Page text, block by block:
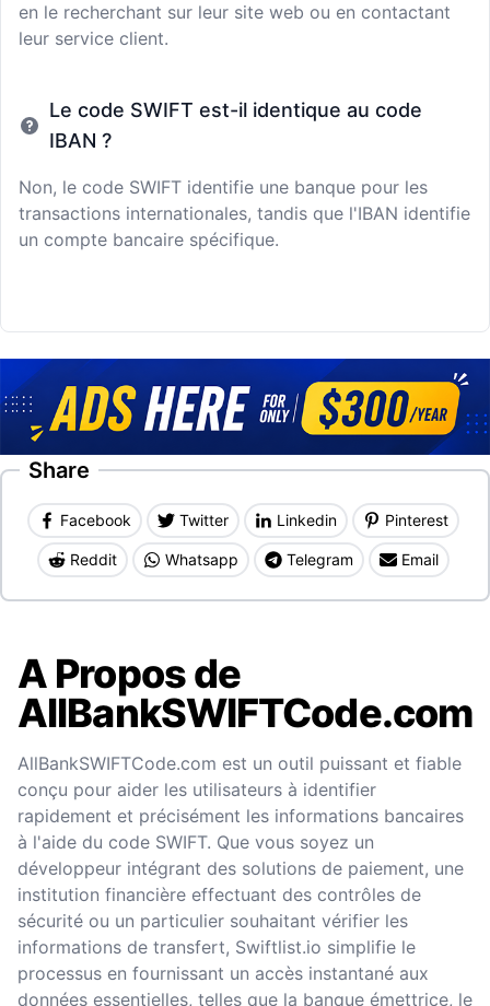
en le recherchant sur leur site web ou en contactant
leur service client.
Le code SWIFT est-il identique au code
IBAN ?
Non, le code SWIFT identifie une banque pour les
transactions internationales, tandis que l'IBAN identifie
un compte bancaire spécifique.
Share
Facebook Twitter Linkedin Pinterest
Reddit Whatsapp Telegram Email
A Propos de
AllBankSWIFTCode.com
AllBankSWIFTCode.com est un outil puissant et fiable
conçu pour aider les utilisateurs à identifier
rapidement et précisément les informations bancaires
à l'aide du code SWIFT. Que vous soyez un
développeur intégrant des solutions de paiement, une
institution financière effectuant des contrôles de
sécurité ou un particulier souhaitant vérifier les
informations de transfert, Swiftlist.io simplifie le
processus en fournissant un accès instantané aux
données essentielles, telles que la banque émettrice, le